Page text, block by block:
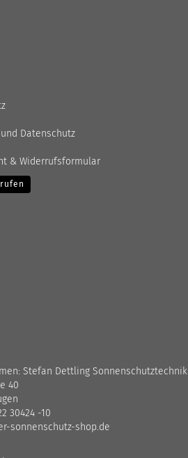
Datenschutz
& Widerrufsformular
Stefan Dettling Sonnenschutztechnik
40
30424 -10
sonnenschutz-shop.de